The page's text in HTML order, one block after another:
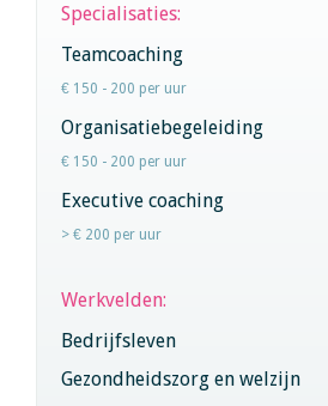
Specialisaties:
Teamcoaching
€ 150 - 200 per uur
Organisatiebegeleiding
€ 150 - 200 per uur
Executive coaching
> € 200 per uur
Werkvelden:
Bedrijfsleven
Gezondheidszorg en welzijn